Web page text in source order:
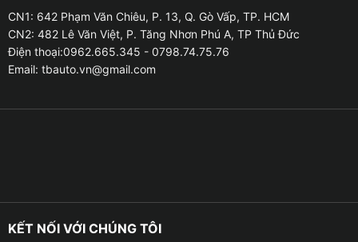
– Tích hợp 4 camera góc rộng độ phân giải cao lắp ở
trước – sau – hai bên gương.
CN1: 642 Phạm Văn Chiêu, P. 13, Q. Gò Vấp, TP. HCM
CN2: 482 Lê Văn Việt, P. Tăng Nhơn Phú A, TP Thủ Đức
Điện thoại:0962.665.345 - 0798.74.75.76
Email: tbauto.vn@gmail.com
KẾT NỐI VỚI CHÚNG TÔI